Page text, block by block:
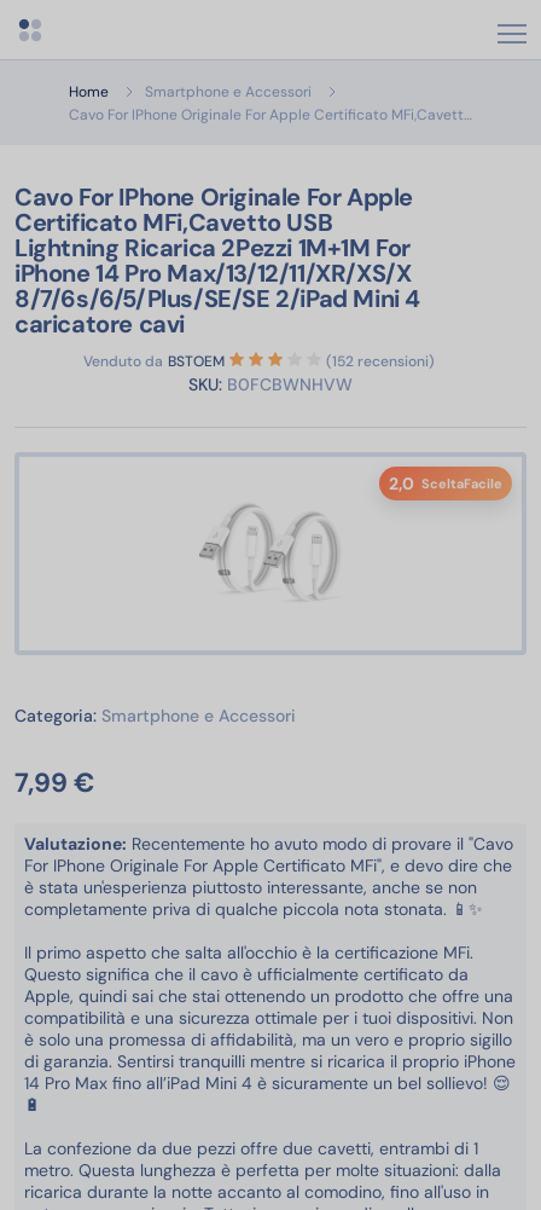
Apri menu categorie
Home
Smartphone e Accessori
Cavo For IPhone Originale For Apple Certificato MFi,Cavett…
Cavo For IPhone Originale For Apple
Certificato MFi,Cavetto USB
Lightning Ricarica 2Pezzi 1M+1M For
iPhone 14 Pro Max/13/12/11/XR/XS/X
8/7/6s/6/5/Plus/SE/SE 2/iPad Mini 4
caricatore cavi
Venduto da BSTOEM (152 recensioni)
SKU: B0FCBWNHVW
2,0 SceltaFacile
Categoria: Smartphone e Accessori
7,99 €
Valutazione: Recentemente ho avuto modo di provare il "Cavo
For IPhone Originale For Apple Certificato MFi", e devo dire che
è stata un'esperienza piuttosto interessante, anche se non
completamente priva di qualche piccola nota stonata. 📱✨
Il primo aspetto che salta all'occhio è la certificazione MFi.
Questo significa che il cavo è ufficialmente certificato da
Apple, quindi sai che stai ottenendo un prodotto che offre una
compatibilità e una sicurezza ottimale per i tuoi dispositivi. Non
è solo una promessa di affidabilità, ma un vero e proprio sigillo
di garanzia. Sentirsi tranquilli mentre si ricarica il proprio iPhone
14 Pro Max fino all’iPad Mini 4 è sicuramente un bel sollievo! 😌
🔋
La confezione da due pezzi offre due cavetti, entrambi di 1
metro. Questa lunghezza è perfetta per molte situazioni: dalla
ricarica durante la notte accanto al comodino, fino all'uso in